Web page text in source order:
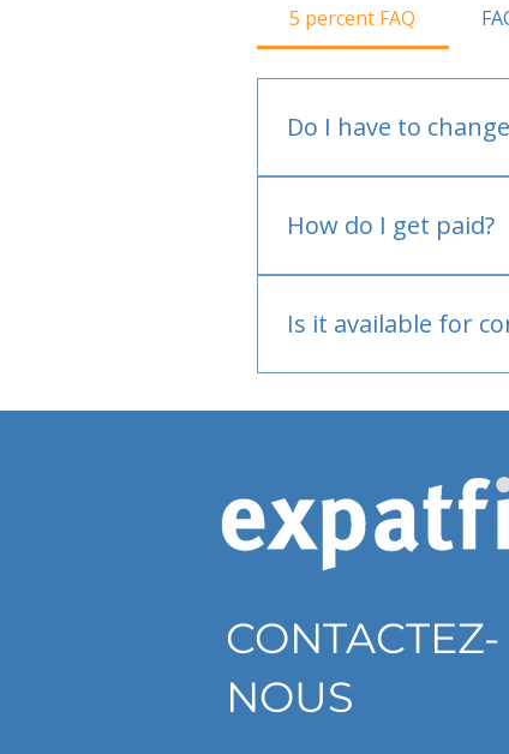
5 percent FAQ
Do I have to
How do I get paid?
Is it available for
CONTACTEZ-
NOUS